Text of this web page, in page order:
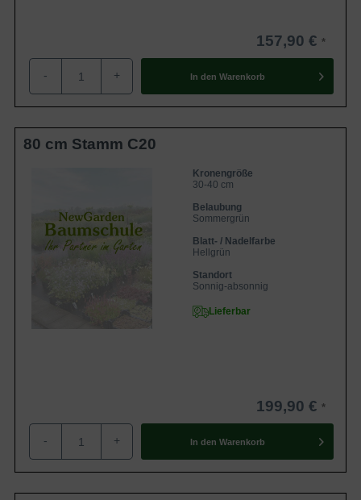
157,90 €
- + In den Warenkorb
80 cm Stamm C20
Kronengröße
30-40 cm
Belaubung
Sommergrün
Blatt- / Nadelfarbe
Hellgrün
Standort
Sonnig-absonnig
Lieferbar
199,90 €
- + In den Warenkorb